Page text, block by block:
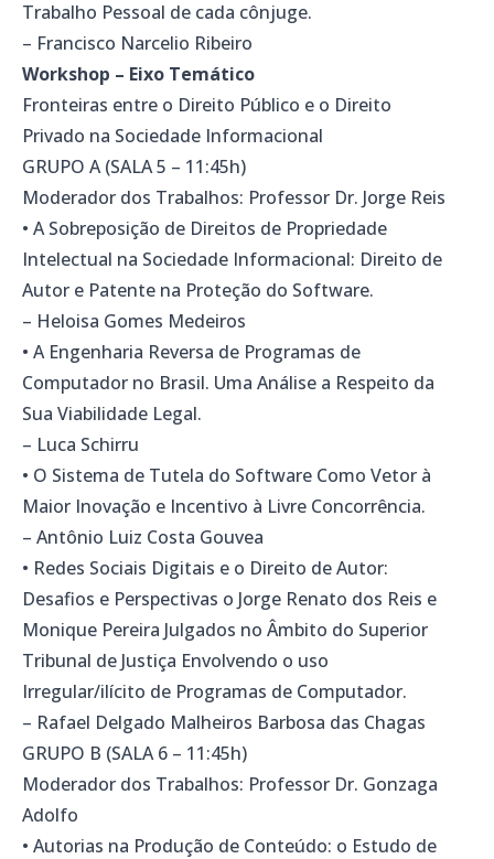
Trabalho Pessoal de cada cônjuge.
– Francisco Narcelio Ribeiro
Workshop – Eixo Temático
Fronteiras entre o Direito Público e o Direito
Privado na Sociedade Informacional
GRUPO A (SALA 5 – 11:45h)
Moderador dos Trabalhos: Professor Dr. Jorge Reis
• A Sobreposição de Direitos de Propriedade
Intelectual na Sociedade Informacional: Direito de
Autor e Patente na Proteção do Software.
– Heloisa Gomes Medeiros
• A Engenharia Reversa de Programas de
Computador no Brasil. Uma Análise a Respeito da
Sua Viabilidade Legal.
– Luca Schirru
• O Sistema de Tutela do Software Como Vetor à
Maior Inovação e Incentivo à Livre Concorrência.
– Antônio Luiz Costa Gouvea
• Redes Sociais Digitais e o Direito de Autor:
Desafios e Perspectivas o Jorge Renato dos Reis e
Monique Pereira Julgados no Âmbito do Superior
Tribunal de Justiça Envolvendo o uso
Irregular/ilícito de Programas de Computador.
– Rafael Delgado Malheiros Barbosa das Chagas
GRUPO B (SALA 6 – 11:45h)
Moderador dos Trabalhos: Professor Dr. Gonzaga
Adolfo
• Autorias na Produção de Conteúdo: o Estudo de